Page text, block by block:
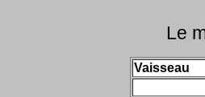
Le
Vaisseau